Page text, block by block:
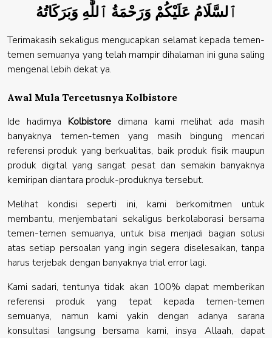
ٱلسَّلَامُ عَلَيْكُمْ وَرَحْمَةُ ٱللَّٰهِ وَبَرَكَاتُهُ
Terimakasih sekaligus mengucapkan selamat kepada temen-
temen semuanya yang telah mampir dihalaman ini guna saling
mengenal lebih dekat ya.
Awal Mula Tercetusnya Kolbistore
Ide hadirnya Kolbistore dimana kami melihat ada masih
banyaknya temen-temen yang masih bingung mencari
referensi produk yang berkualitas, baik produk fisik maupun
produk digital yang sangat pesat dan semakin banyaknya
kemiripan diantara produk-produknya tersebut.
Melihat kondisi seperti ini, kami berkomitmen untuk
membantu, menjembatani sekaligus berkolaborasi bersama
temen-temen semuanya, untuk bisa menjadi bagian solusi
atas setiap persoalan yang ingin segera diselesaikan, tanpa
harus terjebak dengan banyaknya trial error lagi.
Kami sadari, tentunya tidak akan 100% dapat memberikan
referensi produk yang tepat kepada temen-temen
semuanya, namun kami yakin dengan adanya sarana
konsultasi langsung bersama kami, insya Allaah, dapat